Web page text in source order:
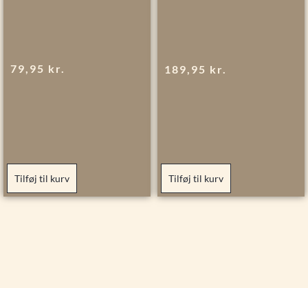
79,95 kr.
Tilføj til kurv
189,95 kr.
Tilføj til kurv